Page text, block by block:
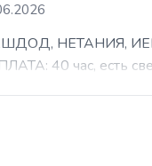
НЕТАНИЯ,
40 час, есть